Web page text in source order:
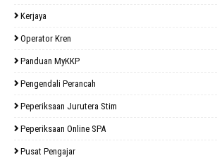
Kerjaya
Operator Kren
Panduan MyKKP
Pengendali Perancah
Peperiksaan Jurutera Stim
Peperiksaan Online SPA
Pusat Pengajar